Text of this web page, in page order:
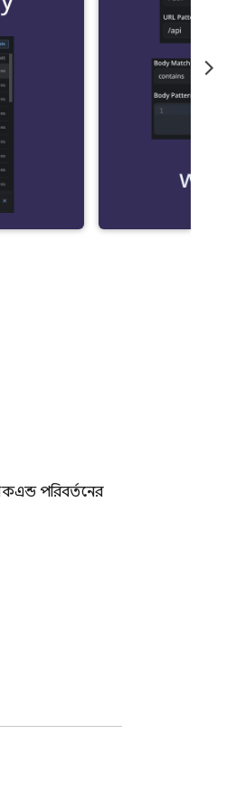
পরিবর্তনের